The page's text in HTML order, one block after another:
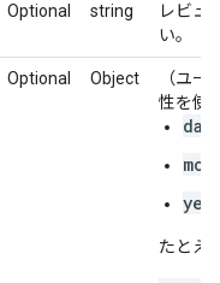
Optional string
レビュ
い。
Optional Object
（ユ
性を使
day
たとえ